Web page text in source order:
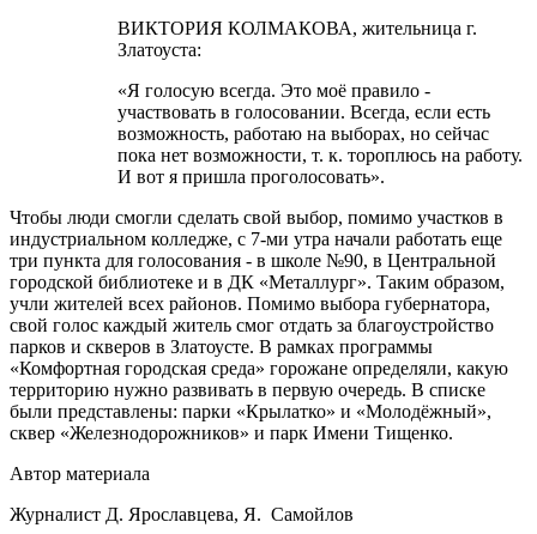
ВИКТОРИЯ КОЛМАКОВА, жительница г.
Златоуста:
«Я голосую всегда. Это моё правило -
участвовать в голосовании. Всегда, если есть
возможность, работаю на выборах, но сейчас
пока нет возможности, т. к. тороплюсь на работу.
И вот я пришла проголосовать».
Чтобы люди смогли сделать свой выбор, помимо участков в
индустриальном колледже, с 7-ми утра начали работать еще
три пункта для голосования - в школе №90, в Центральной
городской библиотеке и в ДК «Металлург». Таким образом,
учли жителей всех районов. Помимо выбора губернатора,
свой голос каждый житель смог отдать за благоустройство
парков и скверов в Златоусте. В рамках программы
«Комфортная городская среда» горожане определяли, какую
территорию нужно развивать в первую очередь. В списке
были представлены: парки «Крылатко» и «Молодёжный»,
сквер «Железнодорожников» и парк Имени Тищенко.
Автор материала
Журналист Д. Ярославцева, Я. Самойлов